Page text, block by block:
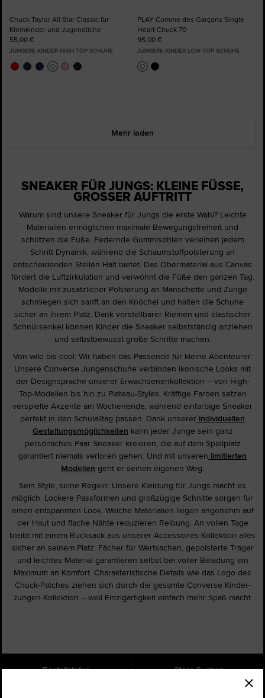
Chuck Taylor All Star Classic für
Kleinkinder und Jugendliche
55,00 €
JÜNGERE KINDER HIGH TOP SCHUHE
PLAY Comme des Garçons Single
Heart Chuck 70
95,00 €
JÜNGERE KINDER LOW TOP SCHUHE
Mehr laden
SNEAKER FÜR JUNGS: KLEINE FÜSSE, G
ROSSER AUFTRITT
Warum sind unsere Sneaker für Jungs die erste Wahl? Leichte
Materialien ermöglichen maximale Bewegungsfreiheit und
schützen die Füße. Federnde Gummisohlen verleihen jedem
Schritt Dynamik, während die Schaumstoffpolsterung an
entscheidenden Stellen Halt bietet. Das Obermaterial aus Canvas
fördert die Luftzirkulation und verwöhnt die Füße den ganzen Tag.
Modelle mit zusätzlicher Polsterung an Manschette und Zunge
schmiegen sich sanft an den Knöchel und halten die Schuhe
sicher an ihrem Platz. Dank verstellbarer Riemen und elastischer
Schnürsenkel können Kinder die Sneaker selbstständig anziehen
und selbstbewusst große Schritte machen.
Von wild bis cool: Wir haben das Passende für kleine Abenteurer.
Unsere Converse Jungenschuhe verbinden ikonische Looks mit
der Designsprache unserer Erwachsenenkollektion – von High-
Top-Modellen bis hin zu Plateau-Styles. Kräftige Farben setzen
verspielte Akzente am Wochenende, während einfarbige Sneaker
perfekt in den Schulalltag passen. Dank unserer individuellen
Gestaltungsmöglichkeiten kann jeder Junge sein ganz
persönliches Paar Sneaker kreieren, die auf dem Spielplatz
garantiert niemals verloren gehen. Und mit unseren limitierten
Modellen geht er seinen eigenen Weg.
Sein Style, seine Regeln: Unsere Kleidung für Jungs macht es
möglich. Lockere Passformen und großzügige Schnitte sorgen für
einen entspannten Look. Weiche Materialien liegen angenehm auf
der Haut und flache Nähte reduzieren Reibung. An vollen Tage
bleibt mit einem Rucksack aus unserer Accessoires-Kollektion alles
sicher an seinem Platz: Fächer für Wertsachen, gepolsterte Träger
und leichtes Material garantieren selbst bei voller Beladung ein
Maximum an Komfort. Charakteristische Details wie das Logo des
Chuck-Patches ziehen sich durch die gesamte Converse Kinder-
Jungen-Kollektion – weil Einzigartigkeit einfach mehr Spaß macht.
Bestellstatus Store Suchen